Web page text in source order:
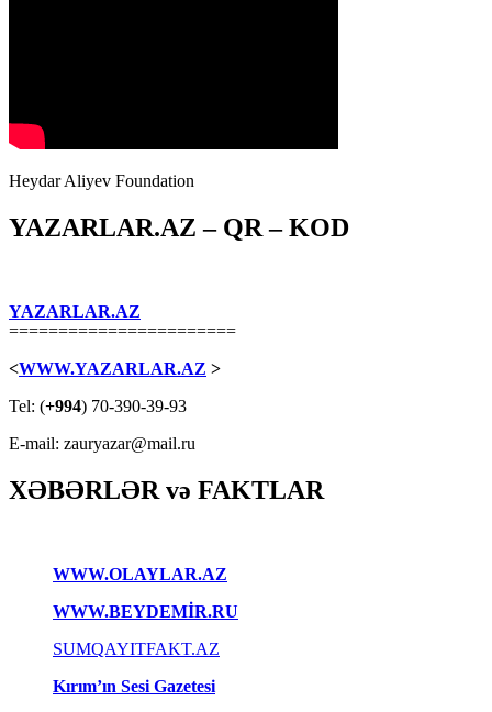
Heydar Aliyev Foundation
YAZARLAR.AZ – QR – KOD
YAZARLAR.AZ
=======================
<WWW.YAZARLAR.AZ >
Tel: (+994) 70-390-39-93
E-mail: zauryazar@mail.ru
XƏBƏRLƏR və FAKTLAR
WWW.OLAYLAR.AZ
WWW.BEYDEMİR.RU
SUMQAYITFAKT.AZ
Kırım’ın Sesi Gazetesi